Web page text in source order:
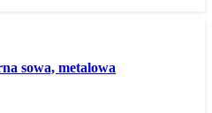
sowa, metalowa